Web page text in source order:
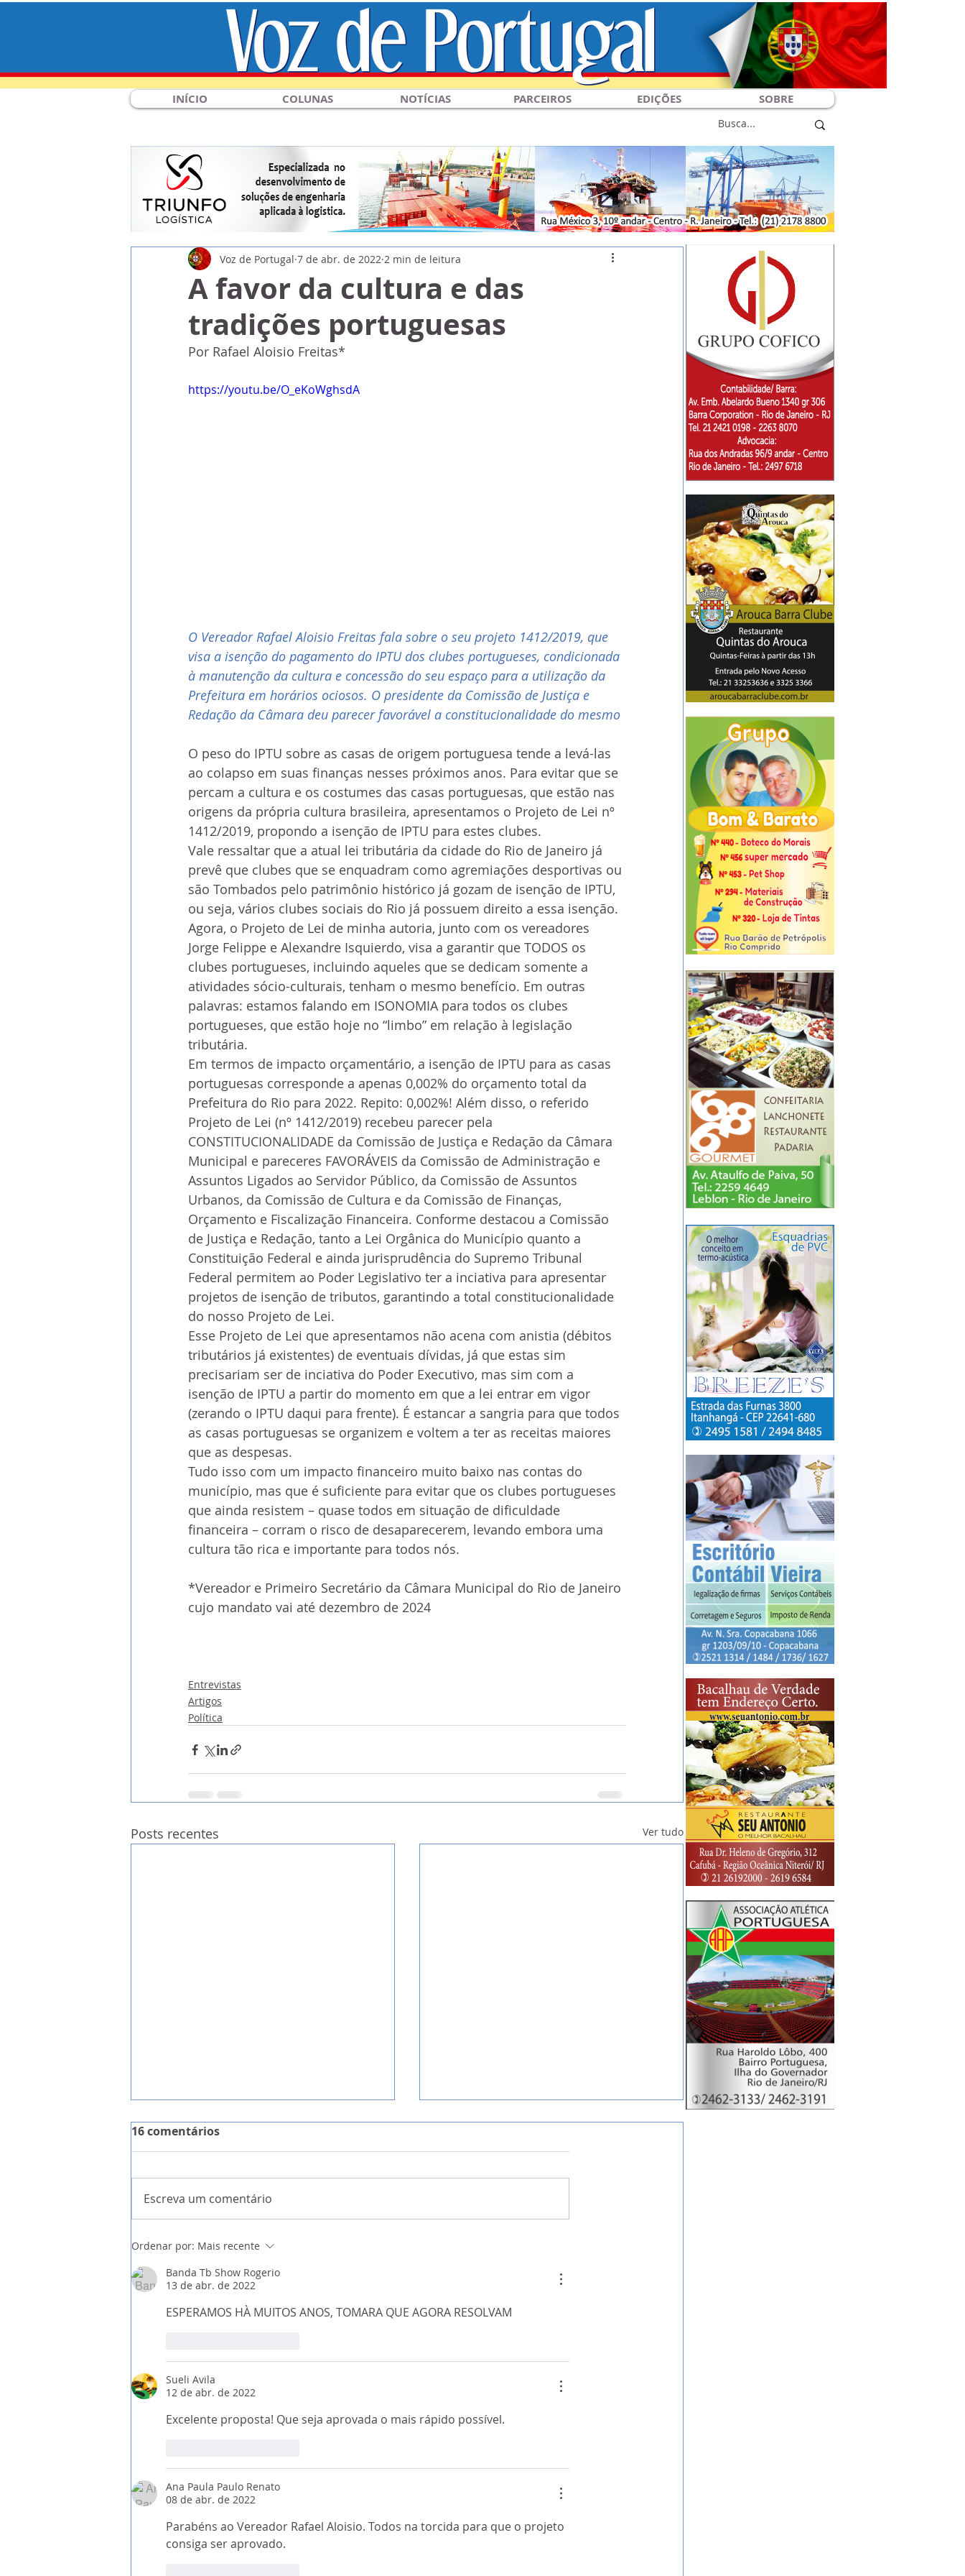
INÍCIO COLUNAS NOTÍCIAS PARCEIROS EDIÇÕES SOBRE
A favor da cultura e das
tradições portuguesas
Voz de Portugal 7 de abr. de 2022 2 min de leitura
Por Rafael Aloisio Freitas*
https://youtu.be/O_eKoWghsdA
O Vereador Rafael Aloisio Freitas fala sobre o seu projeto 1412/2019, que
visa a isenção do pagamento do IPTU dos clubes portugueses, condicionada
à manutenção da cultura e concessão do seu espaço para a utilização da
Prefeitura em horários ociosos. O presidente da Comissão de Justiça e
Redação da Câmara deu parecer favorável a constitucionalidade do mesmo
O peso do IPTU sobre as casas de origem portuguesa tende a levá-las
ao colapso em suas finanças nesses próximos anos. Para evitar que se
percam a cultura e os costumes das casas portuguesas, que estão nas
origens da própria cultura brasileira, apresentamos o Projeto de Lei nº
1412/2019, propondo a isenção de IPTU para estes clubes.
Vale ressaltar que a atual lei tributária da cidade do Rio de Janeiro já
prevê que clubes que se enquadram como agremiações desportivas ou
são Tombados pelo patrimônio histórico já gozam de isenção de IPTU,
ou seja, vários clubes sociais do Rio já possuem direito a essa isenção.
Agora, o Projeto de Lei de minha autoria, junto com os vereadores
Jorge Felippe e Alexandre Isquierdo, visa a garantir que TODOS os
clubes portugueses, incluindo aqueles que se dedicam somente a
atividades sócio-culturais, tenham o mesmo benefício. Em outras
palavras: estamos falando em ISONOMIA para todos os clubes
portugueses, que estão hoje no “limbo” em relação à legislação
tributária.
Em termos de impacto orçamentário, a isenção de IPTU para as casas
portuguesas corresponde a apenas 0,002% do orçamento total da
Prefeitura do Rio para 2022. Repito: 0,002%! Além disso, o referido
Projeto de Lei (nº 1412/2019) recebeu parecer pela
CONSTITUCIONALIDADE da Comissão de Justiça e Redação da Câmara
Municipal e pareceres FAVORÁVEIS da Comissão de Administração e
Assuntos Ligados ao Servidor Público, da Comissão de Assuntos
Urbanos, da Comissão de Cultura e da Comissão de Finanças,
Orçamento e Fiscalização Financeira. Conforme destacou a Comissão
de Justiça e Redação, tanto a Lei Orgânica do Município quanto a
Constituição Federal e ainda jurisprudência do Supremo Tribunal
Federal permitem ao Poder Legislativo ter a inciativa para apresentar
projetos de isenção de tributos, garantindo a total constitucionalidade
do nosso Projeto de Lei.
Esse Projeto de Lei que apresentamos não acena com anistia (débitos
tributários já existentes) de eventuais dívidas, já que estas sim
precisariam ser de inciativa do Poder Executivo, mas sim com a
isenção de IPTU a partir do momento em que a lei entrar em vigor
(zerando o IPTU daqui para frente). É estancar a sangria para que todos
as casas portuguesas se organizem e voltem a ter as receitas maiores
que as despesas.
Tudo isso com um impacto financeiro muito baixo nas contas do
município, mas que é suficiente para evitar que os clubes portugueses
que ainda resistem – quase todos em situação de dificuldade
financeira – corram o risco de desaparecerem, levando embora uma
cultura tão rica e importante para todos nós.
*Vereador e Primeiro Secretário da Câmara Municipal do Rio de Janeiro
cujo mandato vai até dezembro de 2024
Entrevistas
Artigos
Política
Posts recentes Ver tudo
MNE português no Brasil com
relações bilaterais e G20 na
agenda
TAP: Interessados percebem
aguardar – CEO
16 comentários
Escreva um comentário
Ordenar por: Mais recente
Banda Tb Show Rogerio
13 de abr. de 2022
ESPERAMOS HÀ MUITOS ANOS, TOMARA QUE AGORA RESOLVAM
Sueli Avila
12 de abr. de 2022
Excelente proposta! Que seja aprovada o mais rápido possível.
Ana Paula Paulo Renato
08 de abr. de 2022
Parabéns ao Vereador Rafael Aloisio. Todos na torcida para que o projeto
consiga ser aprovado.